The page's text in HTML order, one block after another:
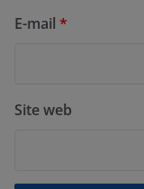
E-mail *
Site web